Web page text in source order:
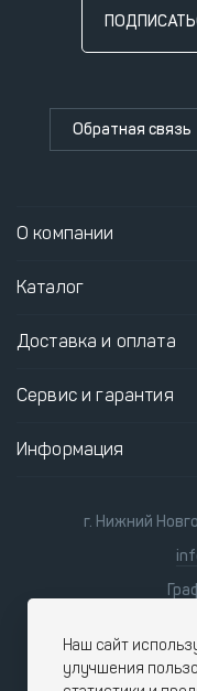
Обратная связь
О компании
Каталог
Доставка и оплата
Сервис и гарантия
Информация
г. Нижний
Наш сайт
улучшения